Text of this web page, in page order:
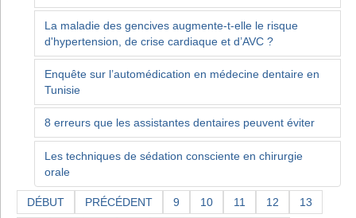
La maladie des gencives augmente-t-elle le risque
d'hypertension, de crise cardiaque et d’AVC ?
Enquête sur l’automédication en médecine dentaire en
Tunisie
8 erreurs que les assistantes dentaires peuvent éviter
Les techniques de sédation consciente en chirurgie
orale
DÉBUT PRÉCÉDENT 9 10 11 12 13